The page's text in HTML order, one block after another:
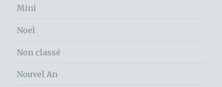
Mini
Noel
Non classé
Nouvel An